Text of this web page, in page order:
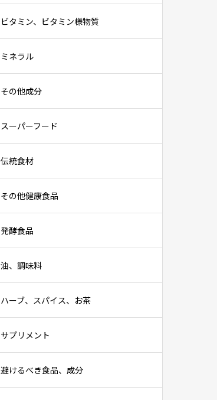
ビタミン、ビタミン様物質
ミネラル
その他成分
スーパーフード
伝統食材
その他健康食品
発酵食品
油、調味料
ハーブ、スパイス、お茶
サプリメント
避けるべき食品、成分